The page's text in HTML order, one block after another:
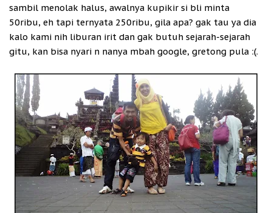
sambil menolak halus, awalnya kupikir si bli minta
50ribu, eh tapi ternyata 250ribu, gila apa? gak tau ya dia
kalo kami nih liburan irit dan gak butuh sejarah-sejarah
gitu, kan bisa nyari n nanya mbah google, gretong pula :(.